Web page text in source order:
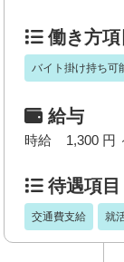
働き方項
バイト掛け持ち可
給与
時給 1,300 円
待遇項目
交通費支給 就